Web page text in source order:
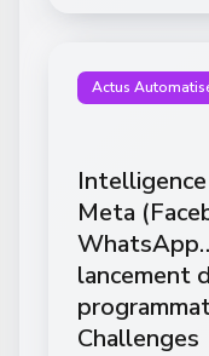
Actus
Meta
lancement
Challenges